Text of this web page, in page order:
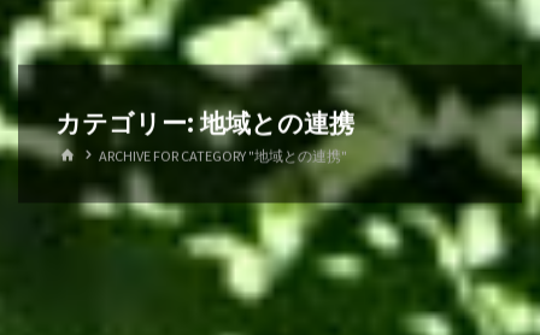
ッ
プ
カテゴリー:地域との連携
ホ
ム
ARCHIVE FOR CATEGORY "地域との連携"